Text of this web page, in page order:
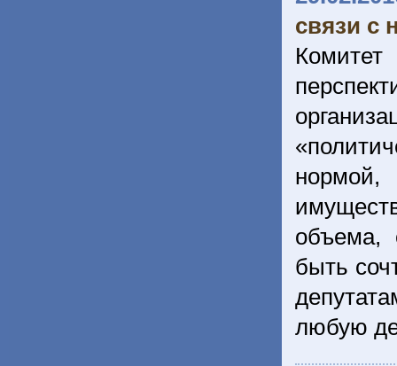
связи с
объема,
быть
любую